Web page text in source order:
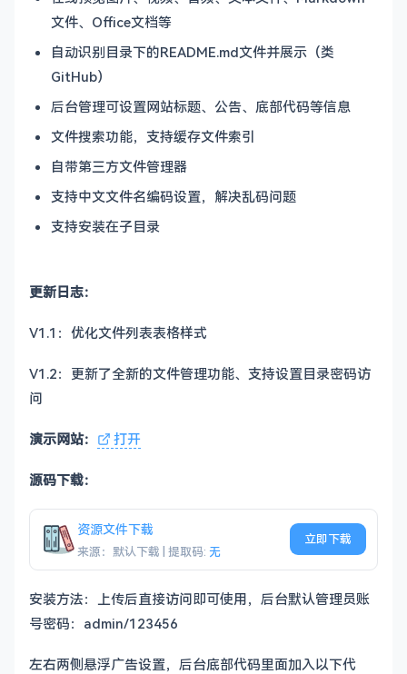
文件、Office文档等
自动识别目录下的README.md文件并展示（类
GitHub）
后台管理可设置网站标题、公告、底部代码等信息
文件搜索功能，支持缓存文件索引
自带第三方文件管理器
支持中文文件名编码设置，解决乱码问题
支持安装在子目录
更新日志：
V1.1：优化文件列表表格样式
V1.2：更新了全新的文件管理功能、支持设置目录密码访
问
演示网站： 打开
源码下载：
资源文件下载
来源：默认下载 | 提取码: 无
立即下载
安装方法：上传后直接访问即可使用，后台默认管理员账
号密码：admin/123456
左右两侧悬浮广告设置， 后台底部代码里面加入以下代